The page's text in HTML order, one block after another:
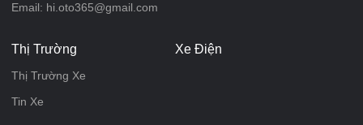
Email: hi.oto365@gmail.com
Thị Trường
Thị Trường Xe
Tin Xe
Xe Điện